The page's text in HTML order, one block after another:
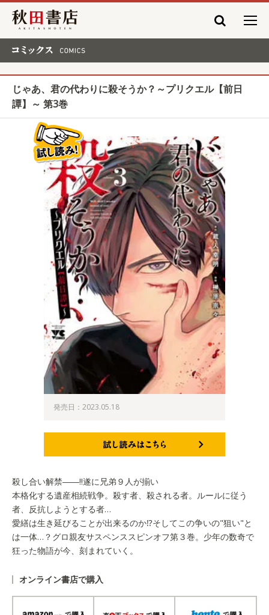
秋田書店
じゃあ、君の代わりに殺そうか？～プリクエル【前日
譚】～ 第3巻
発売日：2023.05.18
殺し合い解禁――‼遂に兄弟９人が揃い
本格化する遺産相続戦争。殺す者、殺される者。ルールに従う
者、反抗しようとする者…
愛繕は生き延びることが出来るのか⁉そしてこの争いの"狙い"と
は一体…？グロ親友サスペンススピンオフ第３巻。少年の数奇で
狂った物語が今、刻まれていく。
オンライン書店で購入